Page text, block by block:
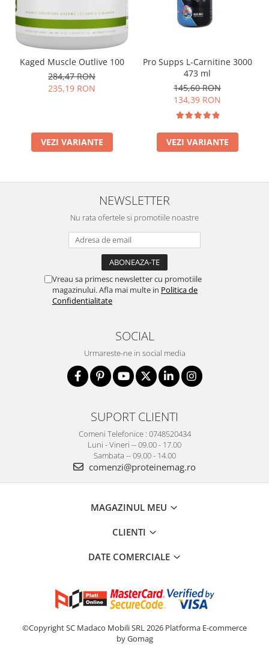
Kaged Muscle Outlive 100
284,47 RON
235,19 RON
VEZI VARIANTE
Pro Supps L-Carnitine 3000
473 ml
145,60 RON
134,39 RON
VEZI VARIANTE
NEWSLETTER
Nu rata ofertele si promotiile noastre
Vreau sa primesc newsletter cu promotiile
magazinului. Afla mai multe in Politica de
Confidentialitate
SOCIAL
Urmareste-ne in social media
SUPORT CLIENTI
Comeni Telefonice : 0748520434
Luni - Vineri -- 09.00 - 17.00
Sambata -- 09.00 - 14.00
comenzi@proteinemag.ro
MAGAZINUL MEU
CLIENTI
DATE COMERCIALE
©Copyright SC Madaco Mobili SRL 2026 Platforma E-commerce
by Gomag